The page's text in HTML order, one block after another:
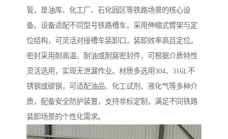
管，是油库、化工厂、石化园区等铁路场景的核心设
备。设备适配不同型号铁路槽车，采用伸缩式臂架与定
位结构，可灵活对接槽车装卸口，装卸效率高且定位。
密封采用耐高温、耐油或耐腐密封件，可根据介质特性
灵活选用，实现无泄漏作业。材质多选用304、316L不
锈钢或碳钢，可适配油品、化工试剂、液化气等多种介
质，配备安全防护装置，支持非标定制，满足不同铁路
装卸场景的个性化需求。